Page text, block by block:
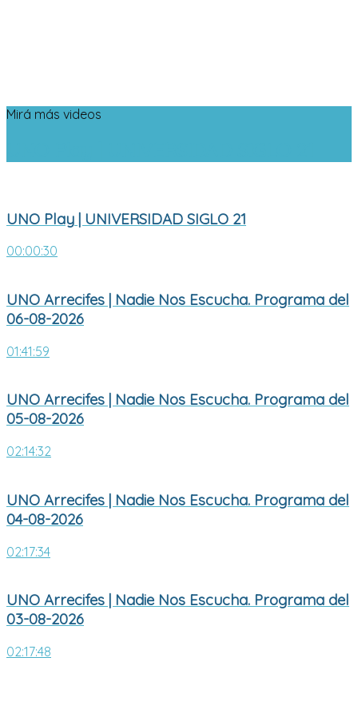
Mirá más videos
UNO Play | UNIVERSIDAD SIGLO 21
00:00:30
UNO Arrecifes | Nadie Nos Escucha. Programa del
06-08-2026
01:41:59
UNO Arrecifes | Nadie Nos Escucha. Programa del
05-08-2026
02:14:32
UNO Arrecifes | Nadie Nos Escucha. Programa del
04-08-2026
02:17:34
UNO Arrecifes | Nadie Nos Escucha. Programa del
03-08-2026
02:17:48